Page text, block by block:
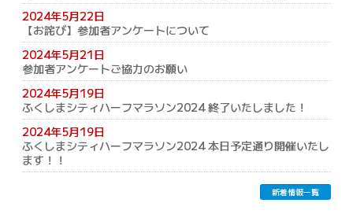
2024年5月22日
【お詫び】参加者アンケートについて
2024年5月21日
参加者アンケートご協力のお願い
2024年5月19日
ふくしまシティハーフマラソン2024 終了いたしました！
2024年5月19日
ふくしまシティハーフマラソン2024 本日予定通り開催いたし
ます！！
新着情報一覧